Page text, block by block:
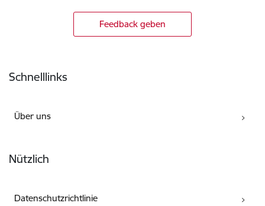
Feedback geben
Schnelllinks
Über uns
Nützlich
Datenschutzrichtlinie